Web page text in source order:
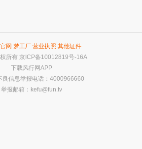
网 梦工厂 营业执照 其他证件
所有 京ICP备10012819号-16A
下载风行网APP
良信息举报电话：4000966660
举报邮箱： kefu@fun.tv